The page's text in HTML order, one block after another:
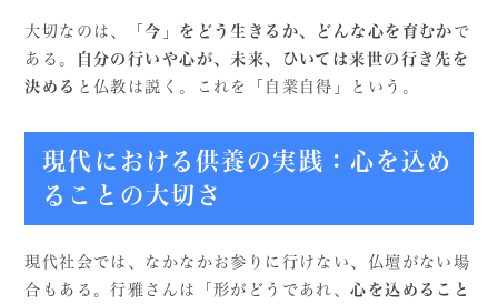
大切なのは、 「今」をどう生きるか、どんな心を育むか で
ある。
自分の行いや心が、未来、ひいては来世の行き先を
決める と仏教は説く。これを「自業自得」という。
現代における供養の実践：心を込め
ることの大切さ
現代社会では、なかなかお参りに行けない、仏壇がない場
合もある。行雅さんは「形がどうであれ、心を込めること